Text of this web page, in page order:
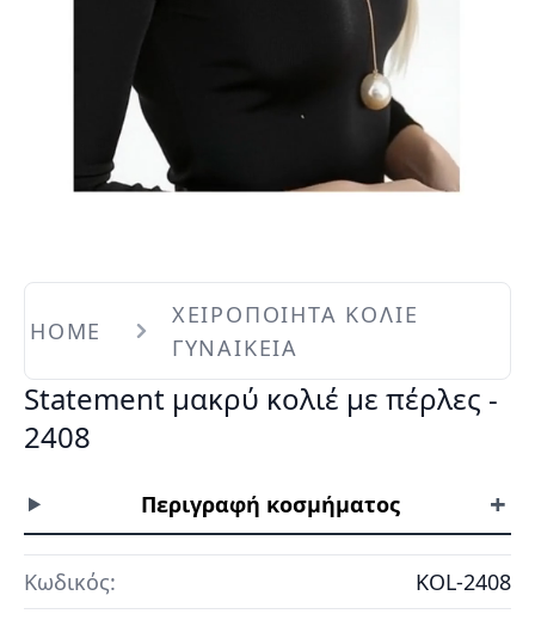
HOME
ΧΕΙΡΟΠΟΙΗΤΑ ΚΟΛΙΕ
ΓΥΝΑΙΚΕΙΑ
Statement μακρύ κολιέ με πέρλες -
2408
Περιγραφή κοσμήματος +
Κωδικός:
KOL-2408